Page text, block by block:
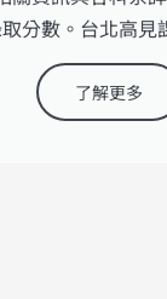
分數。台北高見
了解更多